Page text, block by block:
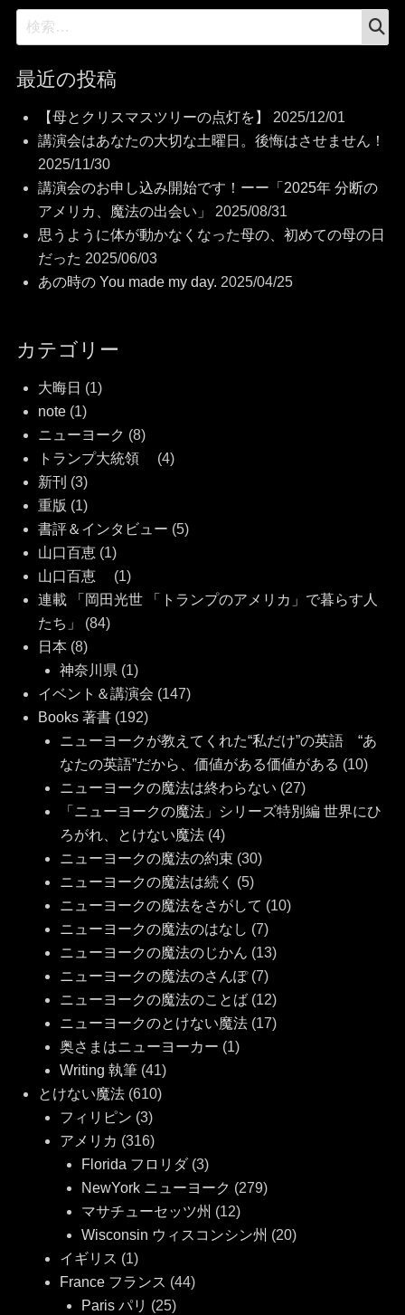
検
索:
最近の投稿
【母とクリスマスツリーの点灯を】
2025/12/01
講演会はあなたの大切な土曜日。後悔はさせません！
2025/11/30
講演会のお申し込み開始です！ーー「2025年 分断の
アメリカ、魔法の出会い」
2025/08/31
思うように体が動かなくなった母の、初めての母の日
だった 2025/06/03
あの時の You made my day. 2025/04/25
カテゴリー
大晦日 (1)
note(1)
ニューヨーク (8)
トランプ大統領
(4)
新刊 (3)
重版 (1)
書評＆インタビュー (5)
山口百恵(1)
山口百恵
(1)
連載 「岡田光世 「トランプのアメリカ」で暮らす人
たち」
(84)
日本 (8)
神奈川県 (1)
イベント＆講演会 (147)
Books 著書(192)
ニューヨークが教えてくれた“私だけ”の英語 “あ
なたの英語”だから、価値がある価値がある (10)
ニューヨークの魔法は終わらない (27)
「ニューヨークの魔法」シリーズ特別編 世界にひ
ろがれ、とけない魔法(4)
ニューヨークの魔法の約束 (30)
ニューヨークの魔法は続く
(5)
ニューヨークの魔法をさがして (10)
ニューヨークの魔法のはなし (7)
ニューヨークの魔法のじかん (13)
ニューヨークの魔法のさんぽ(7)
ニューヨークの魔法のことば(12)
ニューヨークのとけない魔法(17)
奥さまはニューヨーカー (1)
Writing 執筆(41)
とけない魔法(610)
フィリピン (3)
アメリカ (316)
Florida フロリダ(3)
NewYork ニューヨーク (279)
マサチューセッツ州 (12)
Wisconsin ウィスコンシン州 (20)
イギリス (1)
France フランス (44)
Paris パリ (25)